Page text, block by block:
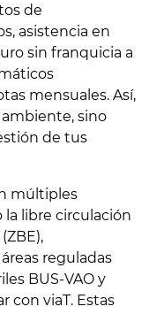
de
asistencia en
sin franquicia a
mensuales. Así,
sino
de tus
múltiples
la libre circulación
reguladas
BUS-VAO y
con viaT. Estas